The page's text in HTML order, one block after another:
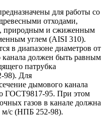
для работы со
отходами,
природным и сжиженным
углем (AISI 310).
в диапазоне диаметров от
должен быть равным
патрубка
98). Для
дымового канала
ГОСТ9817-95. При этом
газов в канале должна
м/с (НПБ 252-98).